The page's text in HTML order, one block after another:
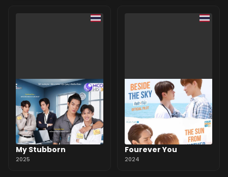
My Stubborn
2025
Fourever You
2024